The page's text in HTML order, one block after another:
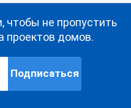
чтобы не пропустить
проектов домов.
Подписаться